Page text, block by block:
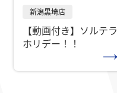
【動画付き】ソルテラ
ホリデー！！